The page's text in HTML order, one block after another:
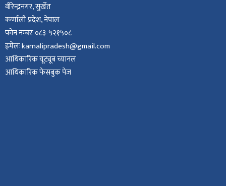
वीरेन्द्रनगर, सुर्खेत
कर्णाली प्रदेश, नेपाल
फोन नम्बरः ०८३-५२१५०८
इमेलः karnalipradesh@gmail.com
आधिकारिक यूट्यूब च्यानल
आधिकारिक फेसबुक पेज